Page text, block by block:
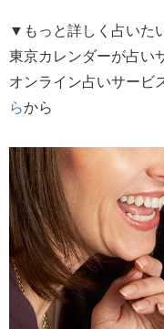
▼もっと詳しく占いた
東京カレンダーが占い
オンライン占いサービ
らから